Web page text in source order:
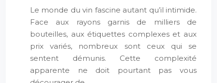
Le monde du vin fascine autant qu’il intimide.
Face aux rayons garnis de milliers de
bouteilles, aux étiquettes complexes et aux
prix variés, nombreux sont ceux qui se
sentent démunis. Cette complexité
apparente ne doit pourtant pas vous